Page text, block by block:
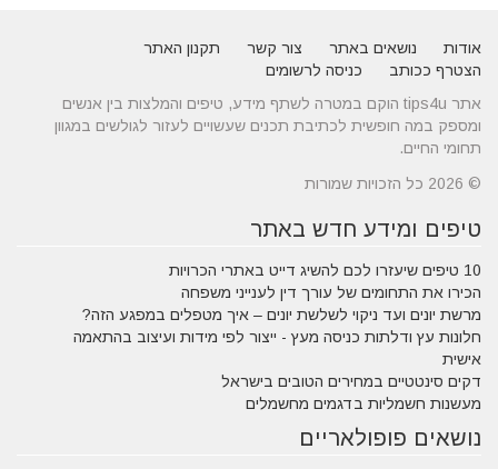
אודות נושאים באתר צור קשר
תקנון האתר
הצטרף ככותב
כניסה לרשומים
אתר tips4u הוקם במטרה לשתף מידע, טיפים והמלצות בין אנשים
ומספק במה חופשית לכתיבת תכנים שעשויים לעזור לגולשים במגוון
תחומי החיים.
© 2026 כל הזכויות שמורות
טיפים ומידע חדש באתר
10 טיפים שיעזרו לכם להשיג דייט באתרי הכרויות
הכירו את התחומים של עורך דין לענייני משפחה
מרשת יונים ועד ניקוי לשלשת יונים – איך מטפלים במפגע הזה?
חלונות עץ ודלתות כניסה מעץ - ייצור לפי מידות ועיצוב בהתאמה
אישית
דקים סינטטיים במחירים הטובים בישראל
מעשנות חשמליות בדגמים מחשמלים
נושאים פופולאריים